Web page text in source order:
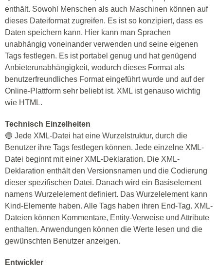
enthält. Sowohl Menschen als auch Maschinen können auf
dieses Dateiformat zugreifen. Es ist so konzipiert, dass es
Daten speichern kann. Hier kann man Sprachen
unabhängig voneinander verwenden und seine eigenen
Tags festlegen. Es ist portabel genug und hat genügend
Anbieterunabhängigkeit, wodurch dieses Format als
benutzerfreundliches Format eingeführt wurde und auf der
Online-Plattform sehr beliebt ist. XML ist genauso wichtig
wie HTML.
Technisch Einzelheiten
🔵 Jede XML-Datei hat eine Wurzelstruktur, durch die
Benutzer ihre Tags festlegen können. Jede einzelne XML-
Datei beginnt mit einer XML-Deklaration. Die XML-
Deklaration enthält den Versionsnamen und die Codierung
dieser spezifischen Datei. Danach wird ein Basiselement
namens Wurzelelement definiert. Das Wurzelelement kann
Kind-Elemente haben. Alle Tags haben ihren End-Tag. XML-
Dateien können Kommentare, Entity-Verweise und Attribute
enthalten. Anwendungen können die Werte lesen und die
gewünschten Benutzer anzeigen.
Entwickler